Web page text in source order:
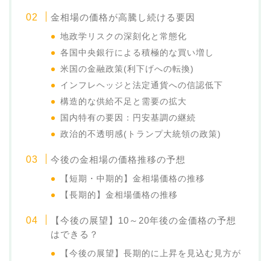
金相場の価格が高騰し続ける要因
地政学リスクの深刻化と常態化
各国中央銀行による積極的な買い増し
米国の金融政策(利下げへの転換)
インフレヘッジと法定通貨への信認低下
構造的な供給不足と需要の拡大
国内特有の要因：円安基調の継続
政治的不透明感(トランプ大統領の政策)
今後の金相場の価格推移の予想
【短期・中期的】金相場価格の推移
【長期的】金相場価格の推移
【今後の展望】10～20年後の金価格の予想
はできる？
【今後の展望】長期的に上昇を見込む見方が